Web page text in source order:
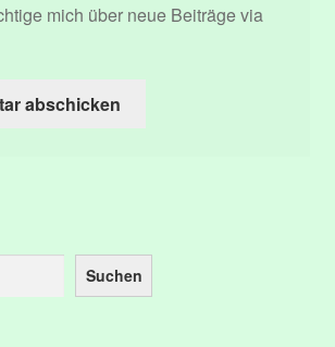
mich über neue Beiträge via
Suchen